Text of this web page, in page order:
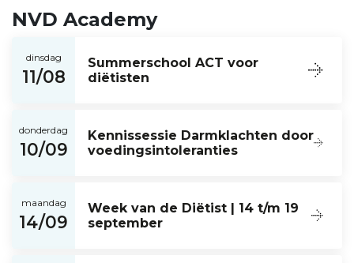
NVD Academy
dinsdag
11/08
Summerschool ACT voor
diëtisten
donderdag
10/09
Kennissessie Darmklachten door
voedingsintoleranties
maandag
14/09
Week van de Diëtist | 14 t/m 19
september